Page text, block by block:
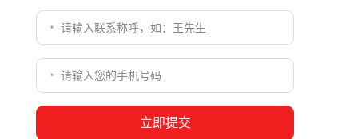
立即提交